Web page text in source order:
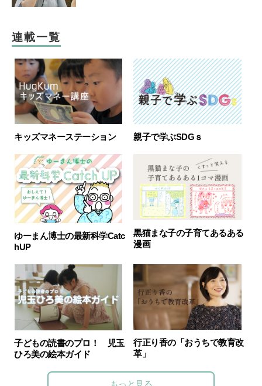
連載一覧
キッズマネーステーション 親子で学ぶSDGｓ
ゆーまん博士の最新科学Catc
hUP
黒猫まな子の子育てあるある
漫画
子どもの読書のプロ！ 児玉
ひろ美の絵本ガイド
行正り香の「おうちで教育改
革」